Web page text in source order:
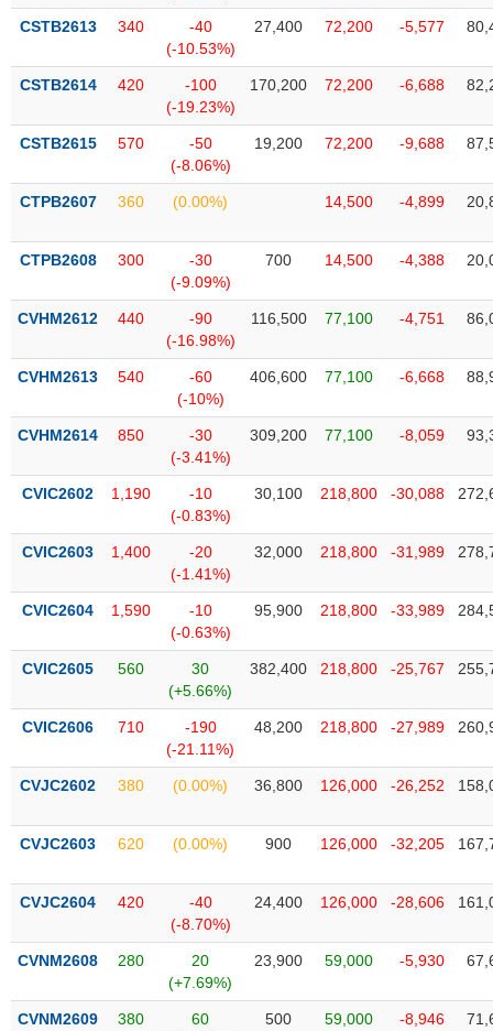
CSTB2613 340
-40
(-10.53%)
27,400 72,200 -5,577
CSTB2614 420
-100
(-19.23%)
170,200 72,200 -6,688
CSTB2615 570
-50
(-8.06%)
19,200 72,200 -9,688
CTPB2607 360 (0.00%) 14,500 -4,899
CTPB2608 300
-30
(-9.09%)
700 14,500 -4,388
CVHM2612 440
-90
(-16.98%)
116,500 77,100 -4,751
CVHM2613 540
-60
(-10%)
406,600 77,100 -6,668
CVHM2614 850
-30
(-3.41%)
309,200 77,100 -8,059
CVIC2602 1,190
-10
(-0.83%)
30,100 218,800 -30,088
CVIC2603 1,400
-20
(-1.41%)
32,000 218,800 -31,989
CVIC2604 1,590
-10
(-0.63%)
95,900 218,800 -33,989
CVIC2605 560
30
(+5.66%)
382,400 218,800 -25,767
CVIC2606 710
-190
(-21.11%)
48,200 218,800 -27,989
CVJC2602 380 (0.00%) 36,800 126,000 -26,252
CVJC2603 620 (0.00%) 900 126,000 -32,205
CVJC2604 420
-40
(-8.70%)
24,400 126,000 -28,606
CVNM2608 280
20
(+7.69%)
23,900 59,000 -5,930
CVNM2609 380
60
500 59,000 -8,946
Công
đầu
tư
Truyền
tài
chính
Dữ
tài
chính